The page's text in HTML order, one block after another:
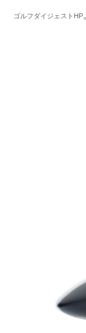
ゴルフダイジェストHP